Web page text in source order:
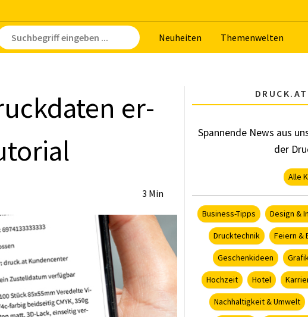
Neu­hei­ten The­men­wel­ten
er­
3 Min
Spannende News aus
der
Alle
Business-Tipps Design &
Drucktechnik Feiern &
Geschenkideen
Hochzeit Hotel
Nachhaltigkeit & Umwelt